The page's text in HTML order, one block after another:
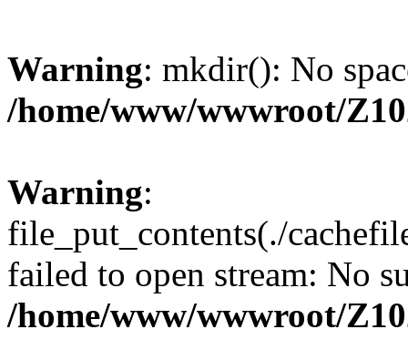
Warning: mkdir(): No
/home/www/wwwroot/
Warning:
file_put_contents(./
failed to open stream: No
/home/www/wwwroot/